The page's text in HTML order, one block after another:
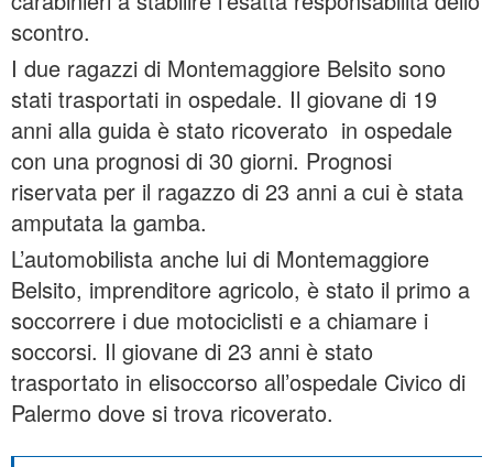
scontro.
I due ragazzi di Montemaggiore Belsito sono
stati trasportati in ospedale. Il giovane di 19
anni alla guida è stato ricoverato in ospedale
con una prognosi di 30 giorni. Prognosi
riservata per il ragazzo di 23 anni a cui è stata
amputata la gamba.
L’automobilista anche lui di Montemaggiore
Belsito, imprenditore agricolo, è stato il primo a
soccorrere i due motociclisti e a chiamare i
soccorsi. Il giovane di 23 anni è stato
trasportato in elisoccorso all’ospedale Civico di
Palermo dove si trova ricoverato.